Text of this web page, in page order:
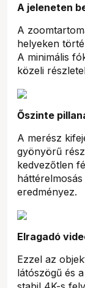
A jeleneten
A
helyeken
A minimális
közeli
Őszinte
A merész
gyönyörű
kedvezőtlen
eredményez.
Elragadó
Ezzel az
látószögű és